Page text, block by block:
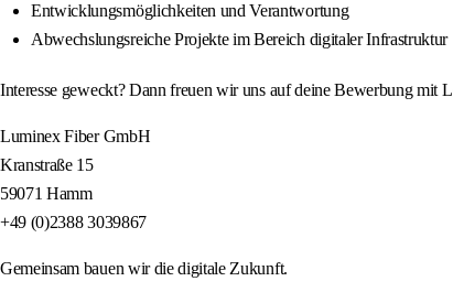
Entwicklungsmöglichkeiten und Verantwortung
Abwechslungsreiche Projekte im Bereich digitaler Infrastruktur
Interesse geweckt? Dann freuen wir uns auf deine Bewerbung mit
Luminex Fiber GmbH
Kranstraße 15
59071 Hamm
+49 (0)2388 3039867
Gemeinsam bauen wir die digitale Zukunft.